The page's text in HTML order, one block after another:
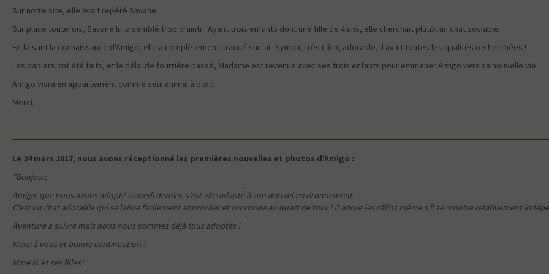
Sur notre site, elle avait repéré Savane.
Sur place toutefois, Savane lui a semblé trop craintif. Ayant trois enfants dont une fille de 4 ans, elle cherchait plutôt un chat sociable.
En faisant la connaissance d'Amigo, elle a complètement craqué sur lui : sympa, très câlin, adorable, il avait toutes les qualités recherchées !
Les papiers ont été faits, et le délai de fourrière passé, Madame est revenue avec ses trois enfants pour emmener Amigo vers sa nouvelle vie.
Amigo vivra en appartement comme seul animal à bord.
Merci.
Le 24 mars 2017, nous avons réceptionné les premières nouvelles et photos d'Amigo :
"Bonjour,
Amigo, que nous avons adopté samedi dernier, s'est vite adapté à son nouvel environnement.
C'est un chat adorable qui se laisse facilement approcher et ronronne au quart de tour ! Il adore les câlins même s'il se montre relativement
Aventure à suivre mais nous nous sommes déjà tous adoptés !
Merci à vous et bonne continuation !
Mme H. et ses filles"